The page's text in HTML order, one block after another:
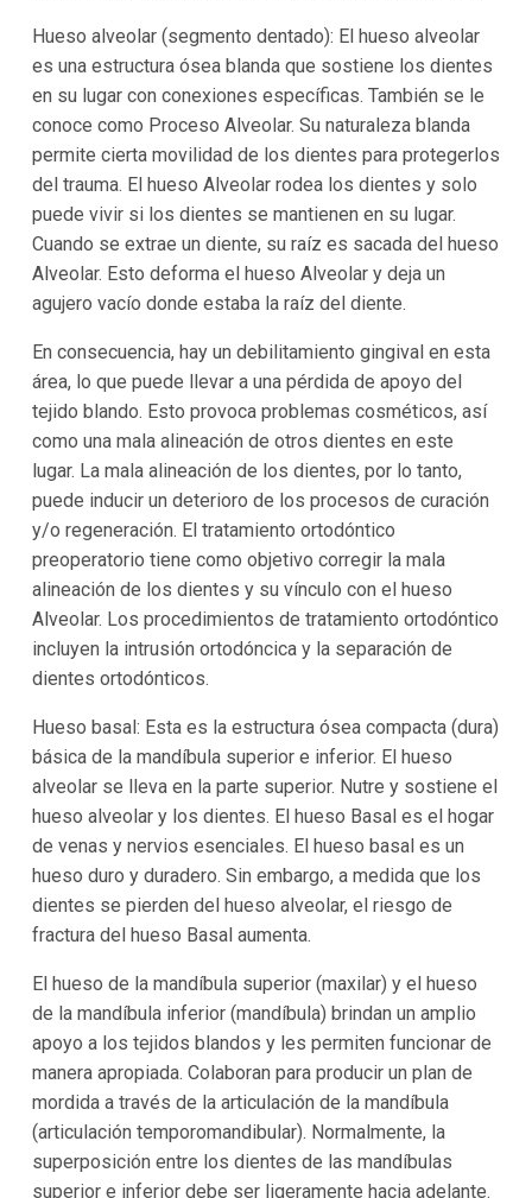
Hueso alveolar (segmento dentado): El hueso alveolar
es una estructura ósea blanda que sostiene los dientes
en su lugar con conexiones específicas. También se le
conoce como Proceso Alveolar. Su naturaleza blanda
permite cierta movilidad de los dientes para protegerlos
del trauma. El hueso Alveolar rodea los dientes y solo
puede vivir si los dientes se mantienen en su lugar.
Cuando se extrae un diente, su raíz es sacada del hueso
Alveolar. Esto deforma el hueso Alveolar y deja un
agujero vacío donde estaba la raíz del diente.
En consecuencia, hay un debilitamiento gingival en esta
área, lo que puede llevar a una pérdida de apoyo del
tejido blando. Esto provoca problemas cosméticos, así
como una mala alineación de otros dientes en este
lugar. La mala alineación de los dientes, por lo tanto,
puede inducir un deterioro de los procesos de curación
y/o regeneración. El tratamiento ortodóntico
preoperatorio tiene como objetivo corregir la mala
alineación de los dientes y su vínculo con el hueso
Alveolar. Los procedimientos de tratamiento ortodóntico
incluyen la intrusión ortodóncica y la separación de
dientes ortodónticos.
Hueso basal: Esta es la estructura ósea compacta (dura)
básica de la mandíbula superior e inferior. El hueso
alveolar se lleva en la parte superior. Nutre y sostiene el
hueso alveolar y los dientes. El hueso Basal es el hogar
de venas y nervios esenciales. El hueso basal es un
hueso duro y duradero. Sin embargo, a medida que los
dientes se pierden del hueso alveolar, el riesgo de
fractura del hueso Basal aumenta.
El hueso de la mandíbula superior (maxilar) y el hueso
de la mandíbula inferior (mandíbula) brindan un amplio
apoyo a los tejidos blandos y les permiten funcionar de
manera apropiada. Colaboran para producir un plan de
mordida a través de la articulación de la mandíbula
(articulación temporomandibular). Normalmente, la
superposición entre los dientes de las mandíbulas
superior e inferior debe ser ligeramente hacia adelante.